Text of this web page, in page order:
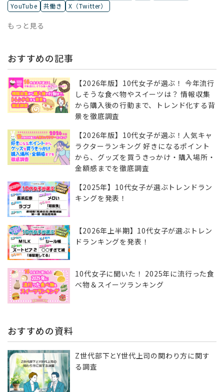
YouTube
共働き X（Twitter）
もっと見る
おすすめの記事
【2026年版】10代女子が選ぶ！ 今年流行
しそうな食べ物やスイーツは？ 情報収集
から購入後の行動まで、トレンド化する背
景を徹底調査
【2026年版】10代女子が選ぶ！人気キャ
ラクターランキング 好きになるポイント
から、グッズを買うきっかけ・購入場所・
金額感までを徹底調査
【2025年】10代女子が選ぶトレンドラン
キングを発表！
【2026年上半期】10代女子が選ぶトレン
ドランキングを発表！
10代女子に聞いた！ 2025年に流行った食
べ物＆スイーツランキング
おすすめの資料
Z世代部下とY世代上司の関わり方に関す
る調査